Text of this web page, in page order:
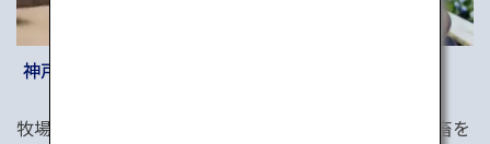
神戸市立六甲山牧場
牧場で動物と遊びましょう。羊・牛・馬・ヤギなど家畜を